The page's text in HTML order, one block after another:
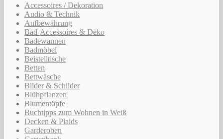
Accessoires / Dekoration
Audio & Technik
Aufbewahrung
Bad-Accessoires & Deko
Badewannen
Badmöbel
Beistelltische
Betten
Bettwäsche
Bilder & Schilder
Blühpflanzen
Blumentöpfe
Buchtipps zum Wohnen in Weiß
Decken & Plaids
Garderoben